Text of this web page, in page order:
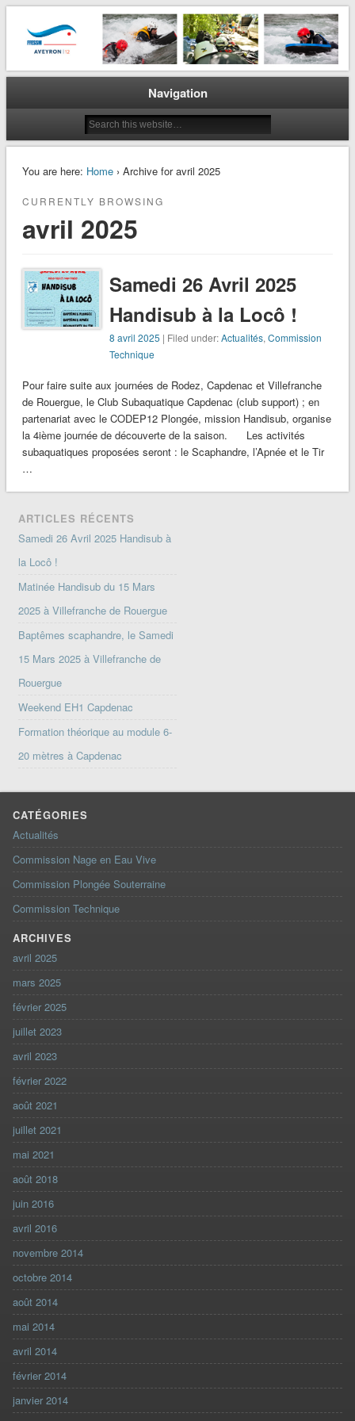
CODEP 12
La plongée en Aveyron…
Navigation
You are here: Home› Archive for avril 2025
CURRENTLY BROWSING
avril 2025
Samedi 26 Avril 2025
Handisub à la Locô !
8 avril 2025 | Filed under:Actualités,Commission
Technique
Pour faire suite aux journées de Rodez, Capdenac et Villefranche
de Rouergue, le Club Subaquatique Capdenac (club support) ; en
partenariat avec le CODEP12 Plongée, mission Handisub, organise
la 4ième journée de découverte de la saison. Les activités
subaquatiques proposées seront : le Scaphandre, l’Apnée et le Tir
…
ARTICLES RÉCENTS
Samedi 26 Avril 2025 Handisub à
la Locô !
Matinée Handisub du 15 Mars
2025 à Villefranche de Rouergue
Baptêmes scaphandre, le Samedi
15 Mars 2025 à Villefranche de
Rouergue
Weekend EH1 Capdenac
Formation théorique au module 6-
20 mètres à Capdenac
CATÉGORIES
Actualités
Commission Nage en Eau Vive
Commission Plongée Souterraine
Commission Technique
ARCHIVES
avril 2025
mars 2025
février 2025
juillet 2023
avril 2023
février 2022
août 2021
juillet 2021
mai 2021
août 2018
juin 2016
avril 2016
novembre 2014
octobre 2014
août 2014
mai 2014
avril 2014
février 2014
janvier 2014